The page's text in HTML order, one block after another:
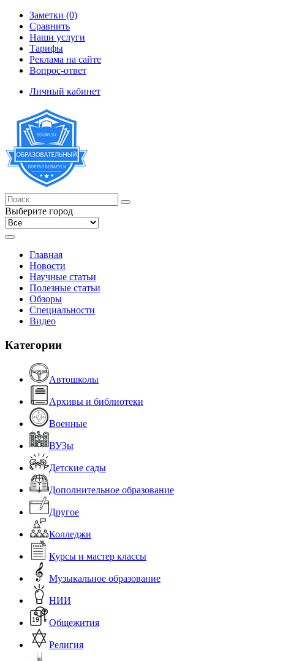
Заметки (0)
Сравнить
Наши услуги
Тарифы
Реклама на сайте
Вопрос-ответ
Личный кабинет
Выберите город
Главная
Новости
Научные статьи
Полезные статьи
Обзоры
Специальности
Видео
Категории
Автошколы
Архивы и библиотеки
Военные
ВУЗы
Детские сады
Дополнительное образование
Другое
Колледжи
Курсы и мастер классы
Музыкальное образование
НИИ
Общежития
Религия